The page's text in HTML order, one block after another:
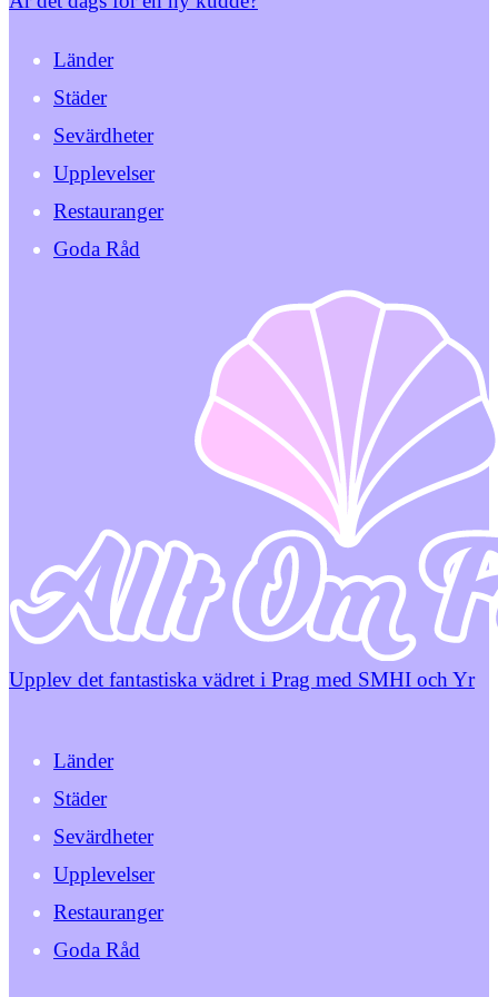
Länder
Städer
Sevärdheter
Upplevelser
Restauranger
Goda Råd
Upplev det fantastiska vädret i Prag med SMHI och Yr
Länder
Städer
Sevärdheter
Upplevelser
Restauranger
Goda Råd